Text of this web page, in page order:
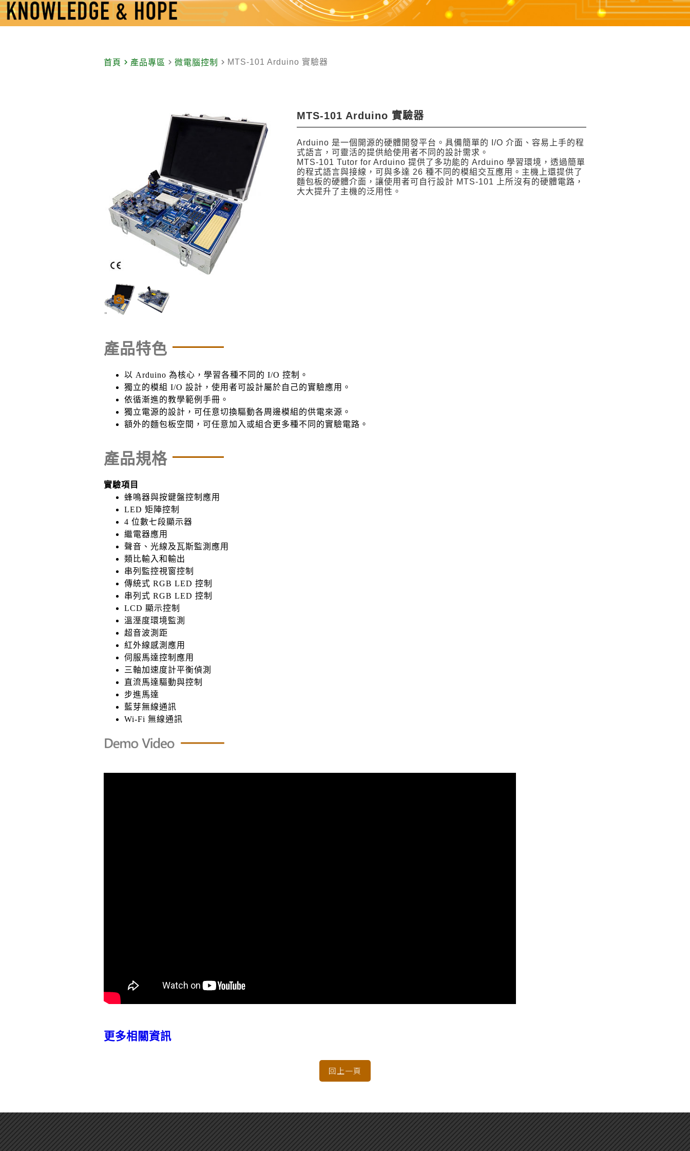
首頁 navigate_next 產品專區 navigate_next 微電腦控制 navigate_next MTS-101 Arduino 實驗器
MTS-101 Arduino 實驗器
Arduino 是一個開源的硬體開發平台。具備簡單的 I/O 介面、容易上手的程
式語言，可靈活的提供給使用者不同的設計需求。
MTS-101 Tutor for Arduino 提供了多功能的 Arduino 學習環境，透過簡單
的程式語言與接線，可與多達 26 種不同的模組交互應用。主機上還提供了
麵包板的硬體介面，讓使用者可自行設計 MTS-101 上所沒有的硬體電路，
大大提升了主機的泛用性。
產品特色
以 Arduino 為核心，學習各種不同的 I/O 控制。
獨立的模組 I/O 設計，使用者可設計屬於自己的實驗應用。
依循漸進的教學範例手冊。
獨立電源的設計，可任意切換驅動各周邊模組的供電來源。
額外的麵包板空間，可任意加入或組合更多種不同的實驗電路。
產品規格
實驗項目
蜂鳴器與按鍵盤控制應用
LED 矩陣控制
4 位數七段顯示器
繼電器應用
聲音、光線及瓦斯監測應用
類比輸入和輸出
串列監控視窗控制
傳統式 RGB LED 控制
串列式 RGB LED 控制
LCD 顯示控制
溫溼度環境監測
超音波測距
紅外線感測應用
伺服馬達控制應用
三軸加速度計平衡偵測
直流馬達驅動與控制
步進馬達
藍芽無線通訊
Wi-Fi 無線通訊
更多相關資訊